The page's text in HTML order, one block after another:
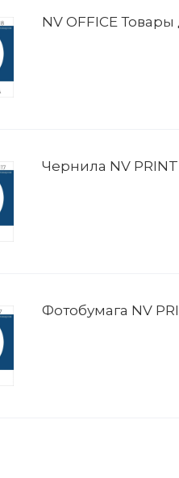
NV OFFICE
Чернила NV PRINT
Фотобумага NV